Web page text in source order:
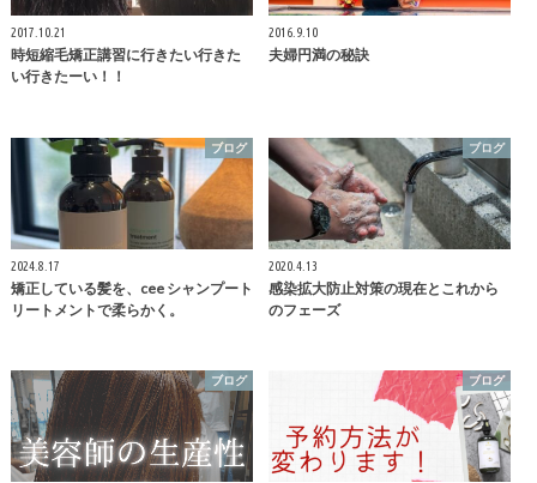
2017.10.21
時短縮毛矯正講習に行きたい行きた
い行きたーい！！
2016.9.10
夫婦円満の秘訣
ブログ
2024.8.17
矯正している髪を、cee シャンプート
リートメントで柔らかく。
ブログ
2020.4.13
感染拡大防止対策の現在とこれから
のフェーズ
ブログ ブログ